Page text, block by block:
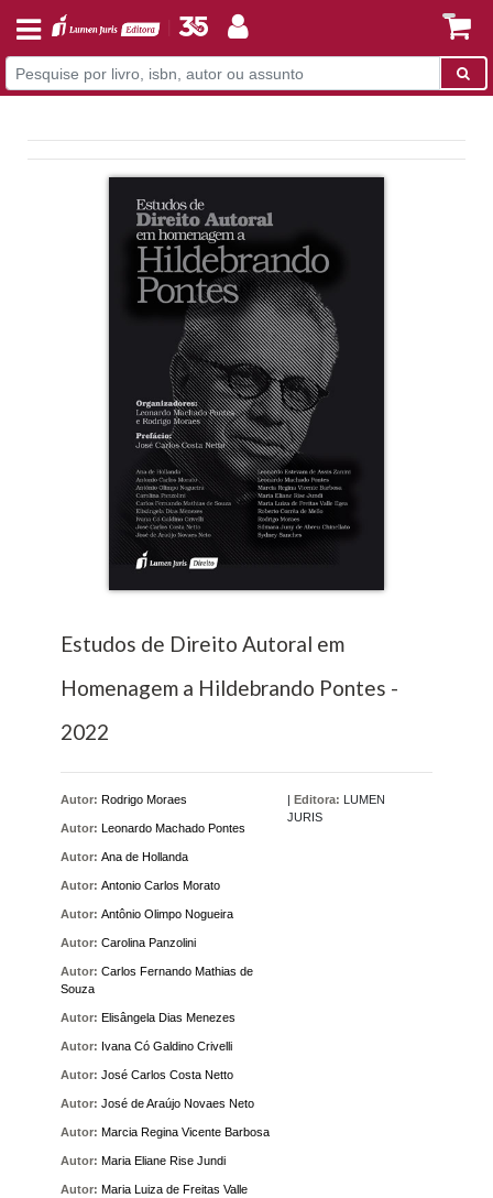
Estudos de Direito Autoral em
Homenagem a Hildebrando Pontes -
2022
Autor: Rodrigo Moraes
Autor: Leonardo Machado Pontes
Autor: Ana de Hollanda
Autor: Antonio Carlos Morato
Autor: Antônio Olimpo Nogueira
Autor: Carolina Panzolini
Autor: Carlos Fernando Mathias de
Souza
Autor: Elisângela Dias Menezes
Autor: Ivana Có Galdino Crivelli
Autor: José Carlos Costa Netto
Autor: José de Araújo Novaes Neto
Autor: Marcia Regina Vicente Barbosa
Autor: Maria Eliane Rise Jundi
Autor: Maria Luiza de Freitas Valle
Editora: LUMEN
JURIS